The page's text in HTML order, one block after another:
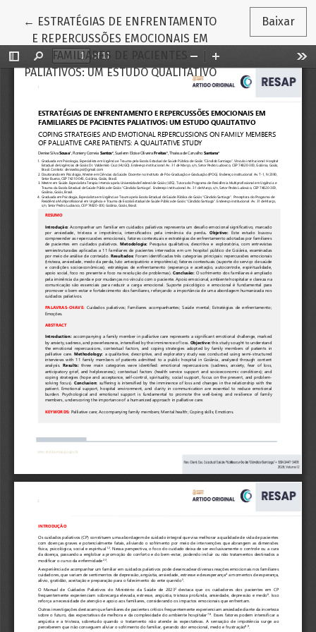
← Voltar aos Detalhes do Artigo
ESTRATÉGIAS DE ENFRENTAMENTO
E REPERCUSSÕES EMOCIONAIS EM
FAMILIARES DE PACIENTES
PALIATIVOS: UM ESTUDO QUALITATIVO
Baixar